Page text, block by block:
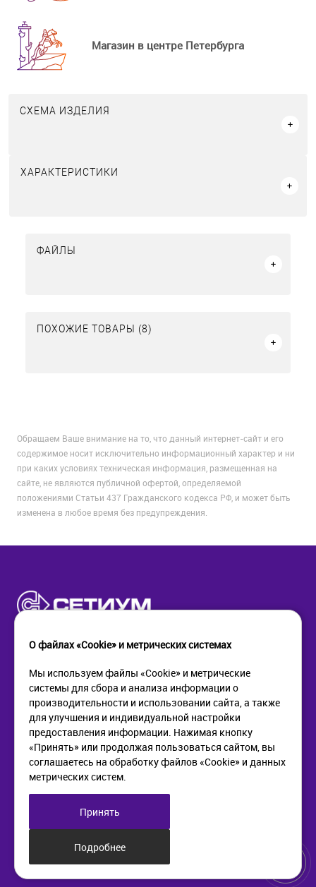
Магазин в центре Петербурга
СХЕМА ИЗДЕЛИЯ
ХАРАКТЕРИСТИКИ
ФАЙЛЫ
ПОХОЖИЕ ТОВАРЫ (8)
Обращаем Ваше внимание на то, что данный интернет-сайт и его
содержимое носит исключительно информационный характер и ни
при каких условиях техническая информация, размещенная на
сайте, не являются публичной офертой, определяемой
положениями Статьи 437 Гражданского кодекса РФ, и может быть
изменена в любое время без предупреждения.
КОМПАНИЯ
О компании
Новости
Контакты
ПОМОЩЬ
Как купить
Доставка
Возврат
ИНФОРМАЦИЯ
Политика в отношении
обработки персональных
web@setium.ru
Малый пр. П.С., д 84-86
О файлах «Cookie» и метрических системах
Мы используем файлы «Cookie» и метрические
системы для сбора и анализа информации о
производительности и использовании сайта, а также
для улучшения и индивидуальной настройки
предоставления информации. Нажимая кнопку
«Принять» или продолжая пользоваться сайтом, вы
соглашаетесь на обработку файлов «Cookie» и данных
метрических систем.
Принять
Подробнее